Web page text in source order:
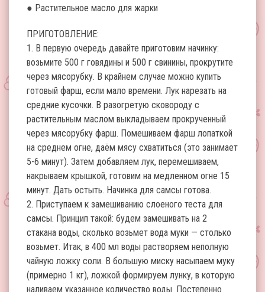
● Растительное масло для жарки
ПРИГОТОВЛЕНИЕ:
1. В первую очередь давайте приготовим начинку:
возьмите 500 г говядины и 500 г свинины, прокрутите
через мясорубку. В крайнем случае можно купить
готовый фарш, если мало времени. Лук нарезать на
средние кусочки. В разогретую сковороду с
растительным маслом выкладываем прокрученный
через мясорубку фарш. Помешиваем фарш лопаткой
на среднем огне, даём мясу схватиться (это занимает
5-6 минут). Затем добавляем лук, перемешиваем,
накрываем крышкой, готовим на медленном огне 15
минут. Дать остыть. Начинка для самсы готова.
2. Приступаем к замешиванию слоеного теста для
самсы. Принцип такой: будем замешивать на 2
стакана воды, сколько возьмет вода муки — столько
возьмет. Итак, в 400 мл воды растворяем неполную
чайную ложку соли. В большую миску насыпаем муку
(примерно 1 кг), ложкой формируем лунку, в которую
наливаем указанное количество воды. Постепенно